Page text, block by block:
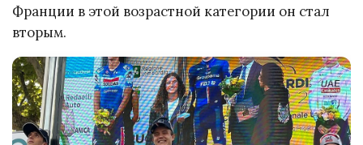
Франции в этой возрастной категории он стал
вторым.